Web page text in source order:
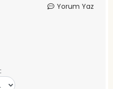
Yorum Yaz